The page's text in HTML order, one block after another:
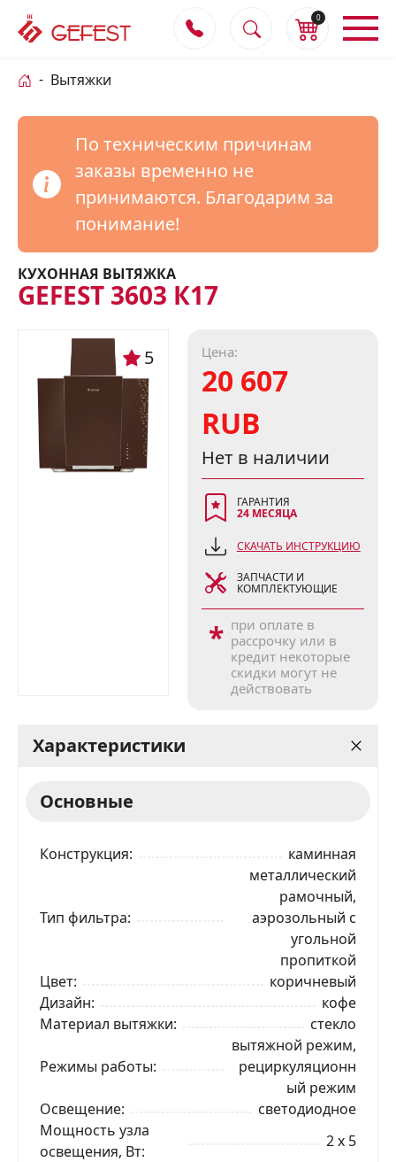
0
Вытяжки
По техническим причинам
заказы временно не
принимаются. Благодарим за
понимание!
КУХОННАЯ ВЫТЯЖКА
GEFEST 3603 К17
5 Цена:
20 607
RUB
Нет в наличии
ГАРАНТИЯ
24 МЕСЯЦА
СКАЧАТЬ ИНСТРУКЦИЮ
ЗАПЧАСТИ И
КОМПЛЕКТУЮЩИЕ
* при оплате в
рассрочку или в
кредит некоторые
скидки могут не
действовать
Характеристики
Основные
Конструкция каминная
Тип фильтра
металлический
рамочный,
аэрозольный с
угольной
пропиткой
Цвет
коричневый
Дизайн
кофе
Материал вытяжки
стекло
Режимы работы
вытяжной режим,
рециркуляционн
ый режим
Освещение
светодиодное
Мощность узла
освещения, Вт
2 x 5